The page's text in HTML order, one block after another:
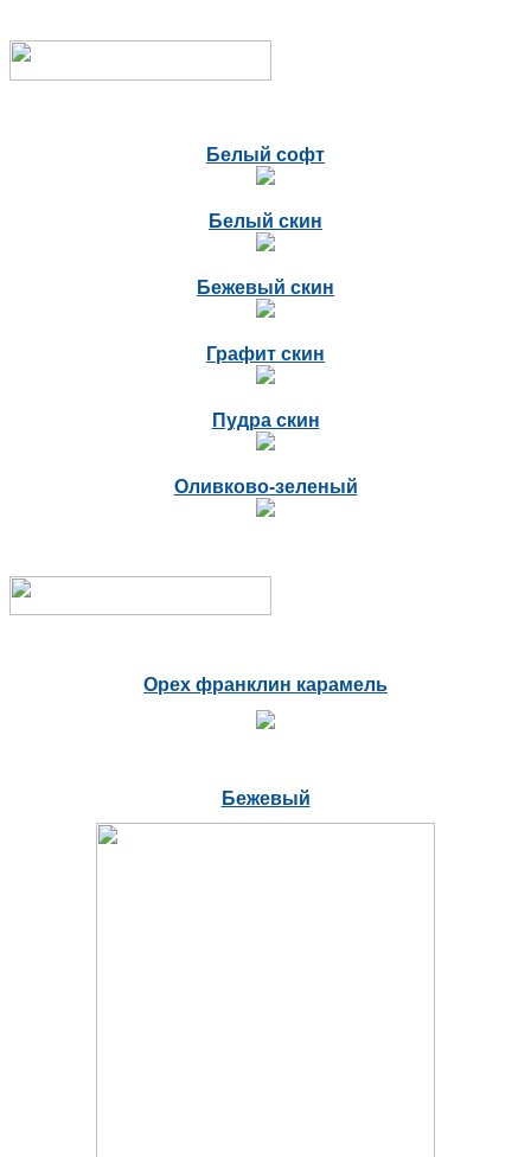
Белый софт
Белый скин
Бежевый скин
Графит скин
Пудра скин
Оливково-зеленый
Орех франклин карамель
Бежевый